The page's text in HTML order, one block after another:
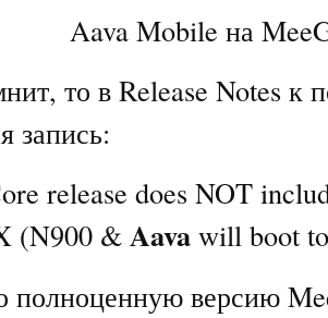
то в Release Notes к
запись:
release does NOT
(N900 & Aava will boot
полноценную версию